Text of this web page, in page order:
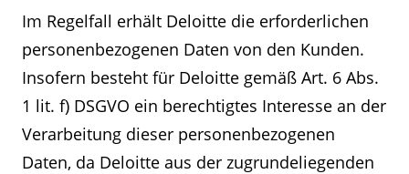
Im Regelfall erhält Deloitte die erforderlichen
personenbezogenen Daten von den Kunden.
Insofern besteht für Deloitte gemäß Art. 6 Abs.
1 lit. f) DSGVO ein berechtigtes Interesse an der
Verarbeitung dieser personenbezogenen
Daten, da Deloitte aus der zugrundeliegenden